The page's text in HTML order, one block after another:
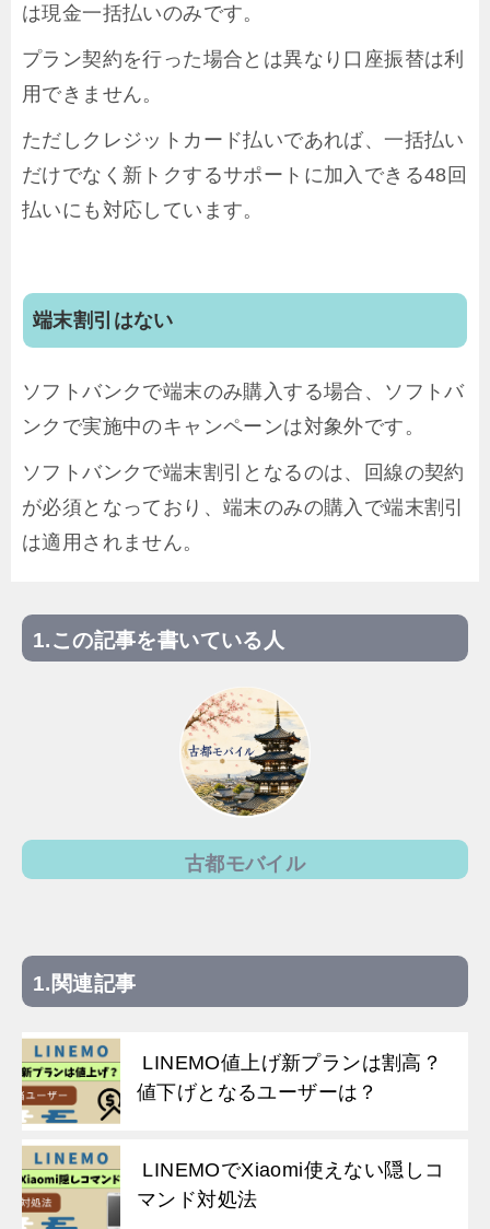
は現金一括払いのみです。
プラン契約を行った場合とは異なり口座振替は利
用できません。
ただしクレジットカード払いであれば、一括払い
だけでなく新トクするサポートに加入できる48回
払いにも対応しています。
端末割引はない
ソフトバンクで端末のみ購入する場合、ソフトバ
ンクで実施中のキャンペーンは対象外です。
ソフトバンクで端末割引となるのは、回線の契約
が必須となっており、端末のみの購入で端末割引
は適用されません。
この記事を書いている人
古都モバイル
関連記事
LINEMO値上げ新プランは割高？
値下げとなるユーザーは？
LINEMOでXiaomi使えない隠しコ
マンド対処法